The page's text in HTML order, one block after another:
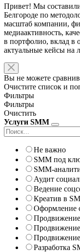
Привет! Мы составили
Белгороде по
масштаб компании,
медиаактивность,
в портфолио, вклад в
актуальные кейсы на
Вы не можете
Очистите список и
Фильтры
Фильтры
Очистить
Услуги SMM
Не важно
SMM под
SMM-
Аудит
Ведение
Креатив в
Оформление
Разработка